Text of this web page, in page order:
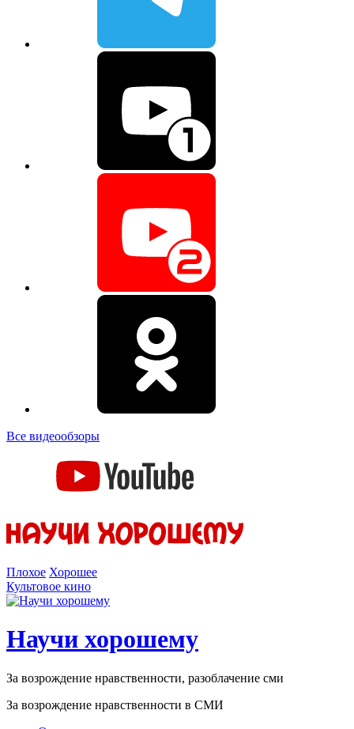
Все видеообзоры
Плохое Хорошее
Культовое кино
Научи хорошему
За возрождение нравственности, разоблачение сми
За возрождение нравственности в СМИ